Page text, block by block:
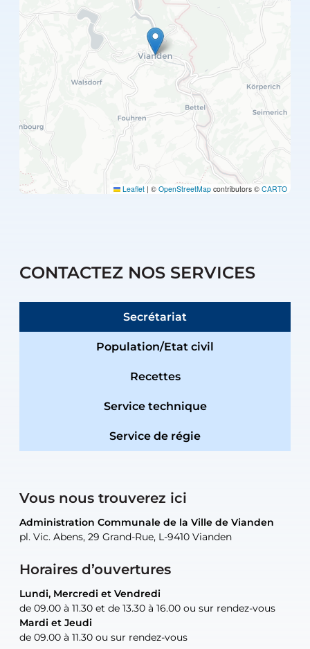
Leaflet | © OpenStreetMap contributors © CARTO
CONTACTEZ NOS SERVICES
Secrétariat
Population/Etat civil
Recettes
Service technique
Service de régie
Vous nous trouverez ici
Administration Communale de la Ville de Vianden
pl. Vic. Abens, 29 Grand-Rue, L-9410 Vianden
Horaires d’ouvertures
Lundi, Mercredi et Vendredi
de 09.00 à 11.30 et de 13.30 à 16.00 ou sur rendez-vous
Mardi et Jeudi
de 09.00 à 11.30 ou sur rendez-vous
Administration Communale de la Ville de Vianden
pl. Vic. Abens, 29 Grand-Rue, L-9410 Vianden
Lundi, Mercredi et Vendredi
de 09.00 à 11.30 et de 13.30 à 16.00 ou sur rendez-vous
Mardi et Jeudi
de 09.00 à 11.30 ou sur rendez-vous
Administration Communale de la Ville de Vianden
pl. Vic. Abens, 29 Grand-Rue, L-9410 Vianden
uniquement sur rendez-vous
Administration Communale de la Ville de Vianden
pl. Vic. Abens, 29 Grand-Rue, L-9410 Vianden
uniquement sur rendez-vous
Atelier Communal de la Ville de Vianden
30, rue Neugarten, L-9422 Vianden
uniquement sur rendez-vous